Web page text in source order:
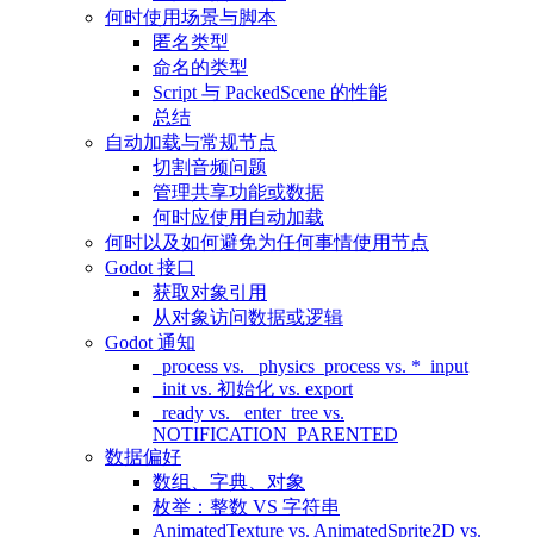
何时使用场景与脚本
匿名类型
命名的类型
Script 与 PackedScene 的性能
总结
自动加载与常规节点
切割音频问题
管理共享功能或数据
何时应使用自动加载
何时以及如何避免为任何事情使用节点
Godot 接口
获取对象引用
从对象访问数据或逻辑
Godot 通知
_process vs. _physics_process vs. *_input
_init vs. 初始化 vs. export
_ready vs. _enter_tree vs.
NOTIFICATION_PARENTED
数据偏好
数组、字典、对象
枚举：整数 VS 字符串
AnimatedTexture vs. AnimatedSprite2D vs.